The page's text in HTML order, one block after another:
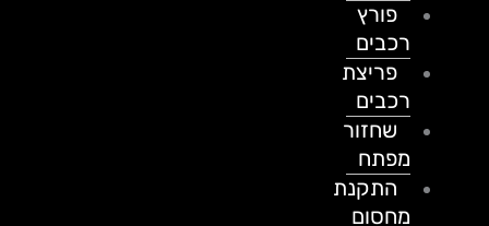
פורץ
רכבים
פריצת
רכבים
שחזור
מפתח
התקנת
מחסום